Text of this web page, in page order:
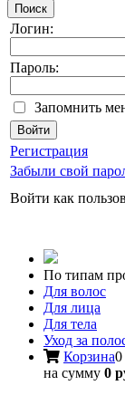
Поиск
Логин:
Пароль:
Запомнить
Регистрация
Забыли свой
Войти как
По типам
Для волос
Для лица
Для тела
Уход за
Корзина0
на сумму 0